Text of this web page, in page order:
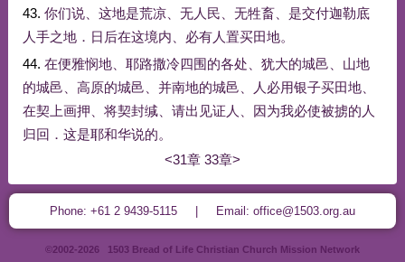
43. 你们说、 这地是荒凉、 无人民 无牲畜、 是交付迦勒底
人手之地． 日后在这境内 必有人置买田地。
44. 在便雅悯地、 耶路撒冷四围的各处 犹大的城邑
山地
的城邑 高原的城邑 并南地的城邑 人 必用银子买田地、
在契 上画押 将契封缄、 请出 见证人 因为我必使被掳的 人
归回 ． 这是耶和华说的。
<31章 33章>
Phone: +61 2 9439-5115 | Email: office@1503.org.au
©2002-2026 1503 Bread of Life Christian Church Mission Network